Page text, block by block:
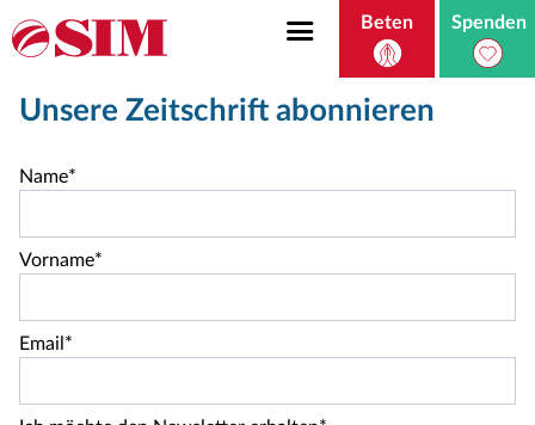
Beten Spenden
Unsere Zeitschrift abonnieren
Name*
Vorname*
Email*